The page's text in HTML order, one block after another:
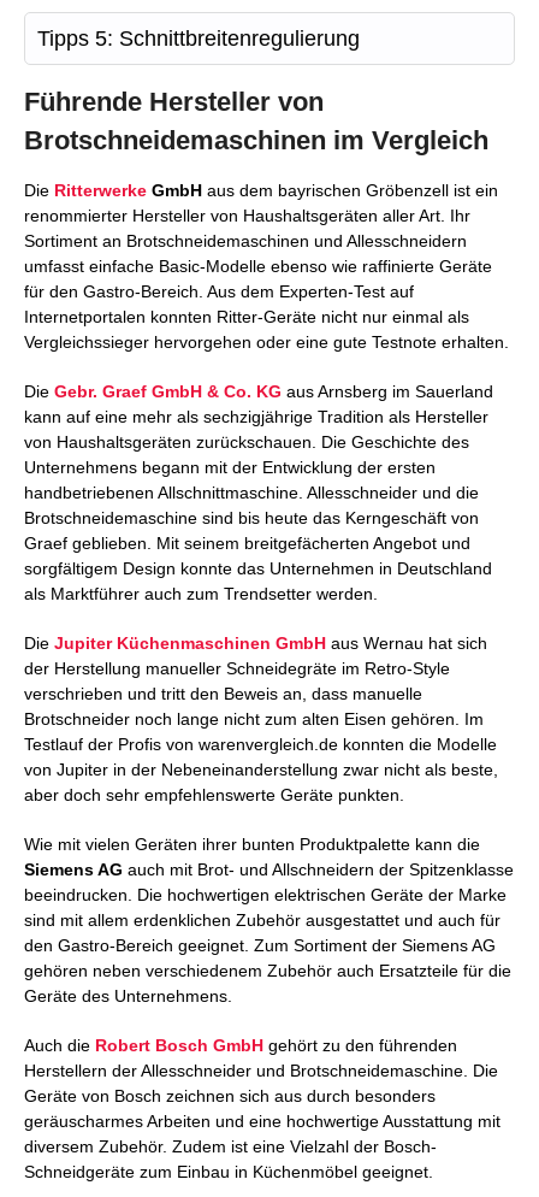
Tipps 5: Schnittbreitenregulierung
Führende Hersteller von
Brotschneidemaschinen im Vergleich
Die Ritterwerke GmbH aus dem bayrischen Gröbenzell ist ein
renommierter Hersteller von Haushaltsgeräten aller Art. Ihr
Sortiment an Brotschneidemaschinen und Allesschneidern
umfasst einfache Basic-Modelle ebenso wie raffinierte Geräte
für den Gastro-Bereich. Aus dem Experten-Test auf
Internetportalen konnten Ritter-Geräte nicht nur einmal als
Vergleichssieger hervorgehen oder eine gute Testnote erhalten.
Die Gebr. Graef GmbH & Co. KG aus Arnsberg im Sauerland
kann auf eine mehr als sechzigjährige Tradition als Hersteller
von Haushaltsgeräten zurückschauen. Die Geschichte des
Unternehmens begann mit der Entwicklung der ersten
handbetriebenen Allschnittmaschine. Allesschneider und die
Brotschneidemaschine sind bis heute das Kerngeschäft von
Graef geblieben. Mit seinem breitgefächerten Angebot und
sorgfältigem Design konnte das Unternehmen in Deutschland
als Marktführer auch zum Trendsetter werden.
Die Jupiter Küchenmaschinen GmbH aus Wernau hat sich
der Herstellung manueller Schneidegräte im Retro-Style
verschrieben und tritt den Beweis an, dass manuelle
Brotschneider noch lange nicht zum alten Eisen gehören. Im
Testlauf der Profis von warenvergleich.de konnten die Modelle
von Jupiter in der Nebeneinanderstellung zwar nicht als beste,
aber doch sehr empfehlenswerte Geräte punkten.
Wie mit vielen Geräten ihrer bunten Produktpalette kann die
Siemens AG auch mit Brot- und Allschneidern der Spitzenklasse
beeindrucken. Die hochwertigen elektrischen Geräte der Marke
sind mit allem erdenklichen Zubehör ausgestattet und auch für
den Gastro-Bereich geeignet. Zum Sortiment der Siemens AG
gehören neben verschiedenem Zubehör auch Ersatzteile für die
Geräte des Unternehmens.
Auch die Robert Bosch GmbH gehört zu den führenden
Herstellern der Allesschneider und Brotschneidemaschine. Die
Geräte von Bosch zeichnen sich aus durch besonders
geräuscharmes Arbeiten und eine hochwertige Ausstattung mit
diversem Zubehör. Zudem ist eine Vielzahl der Bosch-
Schneidgeräte zum Einbau in Küchenmöbel geeignet.